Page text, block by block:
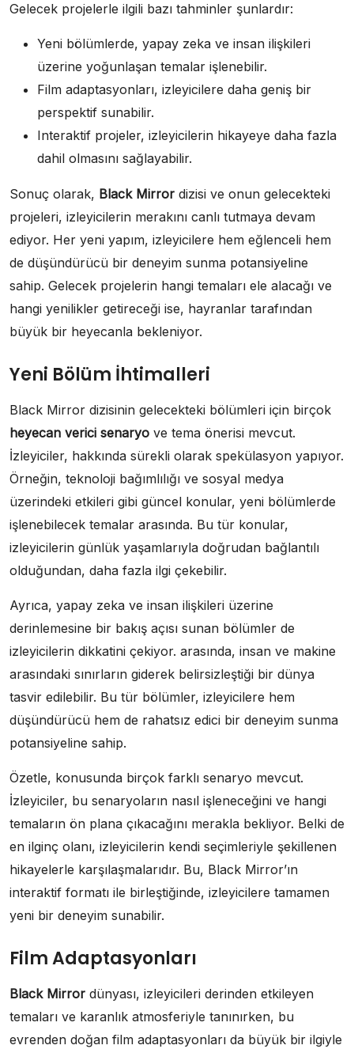
Gelecek projelerle ilgili bazı tahminler şunlardır:
Yeni bölümlerde, yapay zeka ve insan ilişkileri
üzerine yoğunlaşan temalar işlenebilir.
Film adaptasyonları, izleyicilere daha geniş bir
perspektif sunabilir.
Interaktif projeler, izleyicilerin hikayeye daha fazla
dahil olmasını sağlayabilir.
Sonuç olarak, Black Mirror dizisi ve onun gelecekteki
projeleri, izleyicilerin merakını canlı tutmaya devam
ediyor. Her yeni yapım, izleyicilere hem eğlenceli hem
de düşündürücü bir deneyim sunma potansiyeline
sahip. Gelecek projelerin hangi temaları ele alacağı ve
hangi yenilikler getireceği ise, hayranlar tarafından
büyük bir heyecanla bekleniyor.
Yeni Bölüm İhtimalleri
Black Mirror dizisinin gelecekteki bölümleri için birçok
heyecan verici senaryo ve tema önerisi mevcut.
İzleyiciler, hakkında sürekli olarak spekülasyon yapıyor.
Örneğin, teknoloji bağımlılığı ve sosyal medya
üzerindeki etkileri gibi güncel konular, yeni bölümlerde
işlenebilecek temalar arasında. Bu tür konular,
izleyicilerin günlük yaşamlarıyla doğrudan bağlantılı
olduğundan, daha fazla ilgi çekebilir.
Ayrıca, yapay zeka ve insan ilişkileri üzerine
derinlemesine bir bakış açısı sunan bölümler de
izleyicilerin dikkatini çekiyor. arasında, insan ve makine
arasındaki sınırların giderek belirsizleştiği bir dünya
tasvir edilebilir. Bu tür bölümler, izleyicilere hem
düşündürücü hem de rahatsız edici bir deneyim sunma
potansiyeline sahip.
Özetle, konusunda birçok farklı senaryo mevcut.
İzleyiciler, bu senaryoların nasıl işleneceğini ve hangi
temaların ön plana çıkacağını merakla bekliyor. Belki de
en ilginç olanı, izleyicilerin kendi seçimleriyle şekillenen
hikayelerle karşılaşmalarıdır. Bu, Black Mirror’ın
interaktif formatı ile birleştiğinde, izleyicilere tamamen
yeni bir deneyim sunabilir.
Film Adaptasyonları
Black Mirror dünyası, izleyicileri derinden etkileyen
temaları ve karanlık atmosferiyle tanınırken, bu
evrenden doğan film adaptasyonları da büyük bir ilgiyle